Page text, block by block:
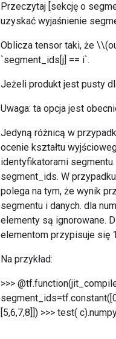
Przeczytaj [sekcję o
uzyskać wyjaśnienie
Oblicza tensor taki, że
`segment_ids[j] == i`.
Jeżeli produkt jest pusty
Uwaga: ta opcja jest
Jedyną różnicą w
ocenie kształtu
identyfikatorami
segment_ids. W
polega na tym, że wynik
segmentu i danych. dla
elementy są ignorowane.
elementom przypisuje się
Na przykład:
>>>
[5,6,7,8]]) >>> test(